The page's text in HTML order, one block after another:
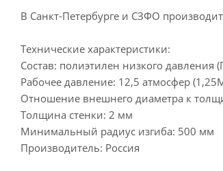
В Санкт-Петербурге и СЗФО
Технические характеристики:
Состав: полиэтилен низкого давления
Рабочее давление: 12,5 атмосфер
Отношение внешнего диаметра к
Толщина стенки: 2 мм
Минимальный радиус изгиба: 500 мм
Производитель: Россия